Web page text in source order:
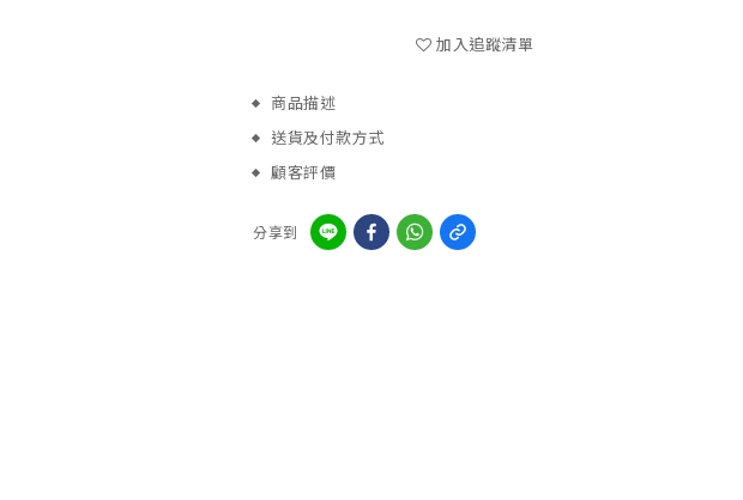
加入追蹤清單
商品描述
送貨及付款方式
顧客評價
分享到